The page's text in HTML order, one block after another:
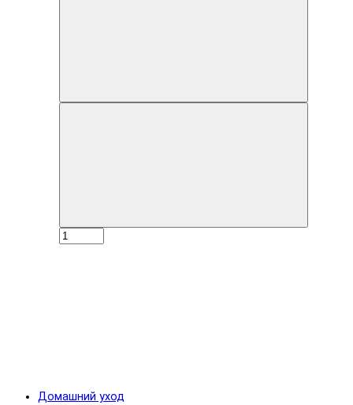
Домашний уход